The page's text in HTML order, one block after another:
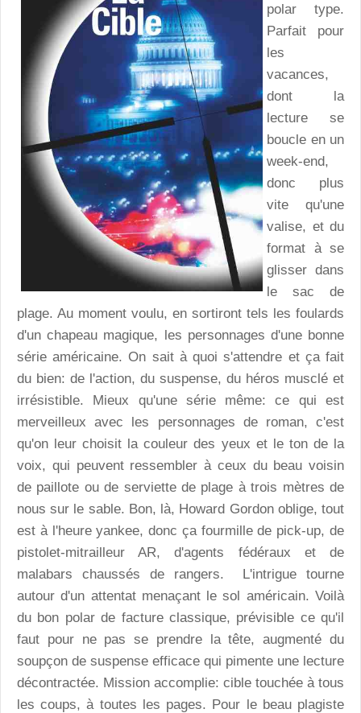
polar type.
Parfait pour
les
vacances,
dont la
lecture se
boucle en un
week-end,
donc plus
vite qu'une
valise, et du
format à se
glisser dans
le sac de
plage. Au moment voulu, en sortiront tels les foulards
d'un chapeau magique, les personnages d'une bonne
série américaine. On sait à quoi s'attendre et ça fait
du bien: de l'action, du suspense, du héros musclé et
irrésistible. Mieux qu'une série même: ce qui est
merveilleux avec les personnages de roman, c'est
qu'on leur choisit la couleur des yeux et le ton de la
voix, qui peuvent ressembler à ceux du beau voisin
de paillote ou de serviette de plage à trois mètres de
nous sur le sable. Bon, là, Howard Gordon oblige, tout
est à l'heure yankee, donc ça fourmille de pick-up, de
pistolet-mitrailleur AR, d'agents fédéraux et de
malabars chaussés de rangers. L'intrigue tourne
autour d'un attentat menaçant le sol américain. Voilà
du bon polar de facture classique, prévisible ce qu'il
faut pour ne pas se prendre la tête, augmenté du
soupçon de suspense efficace qui pimente une lecture
décontractée. Mission accomplie: cible touchée à tous
les coups, à toutes les pages. Pour le beau plagiste